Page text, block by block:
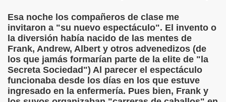
Esa noche los compañeros de clase me
invitaron a "su nuevo espectáculo". El invento o
la diversión había nacido de las mentes de
Frank, Andrew, Albert y otros advenedizos (de
los que jamás formarían parte de la elite de "la
Secreta Sociedad") Al parecer el espectáculo
funcionaba desde los días en los que estuve
ingresado en la enfermería. Pues bien, Frank y
los Ciegos (Pablo Madrid Herruzo)
Bejarano)
León (Juan José Miñana)
a Charles Barbier (Pablo Madrid Herruzo)
(Pedro Zurita)